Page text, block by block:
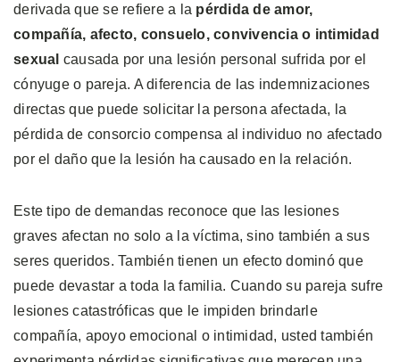
derivada que se refiere a la pérdida de amor,
compañía, afecto, consuelo, convivencia o intimidad
sexual causada por una lesión personal sufrida por el
cónyuge o pareja. A diferencia de las indemnizaciones
directas que puede solicitar la persona afectada, la
pérdida de consorcio compensa al individuo no afectado
por el daño que la lesión ha causado en la relación.
Este tipo de demandas reconoce que las lesiones
graves afectan no solo a la víctima, sino también a sus
seres queridos. También tienen un efecto dominó que
puede devastar a toda la familia. Cuando su pareja sufre
lesiones catastróficas que le impiden brindarle
compañía, apoyo emocional o intimidad, usted también